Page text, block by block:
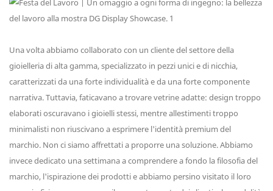
Una volta abbiamo collaborato con un cliente del settore della
gioielleria di alta gamma, specializzato in pezzi unici e di nicchia,
caratterizzati da una forte individualità e da una forte componente
narrativa. Tuttavia, faticavano a trovare vetrine adatte: design troppo
elaborati oscuravano i gioielli stessi, mentre allestimenti troppo
minimalisti non riuscivano a esprimere l'identità premium del
marchio. Non ci siamo affrettati a proporre una soluzione. Abbiamo
invece dedicato una settimana a comprendere a fondo la filosofia del
marchio, l'ispirazione dei prodotti e abbiamo persino visitato il loro